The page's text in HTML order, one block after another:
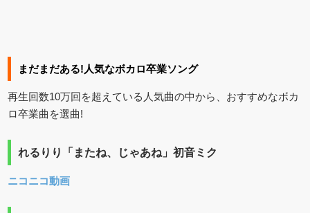
まだまだある!人気なボカロ卒業ソング
再生回数10万回を超えている人気曲の中から、おすすめなボカ
ロ卒業曲を選曲!
れるりり「またね、じゃあね」初音ミク
ニコニコ動画